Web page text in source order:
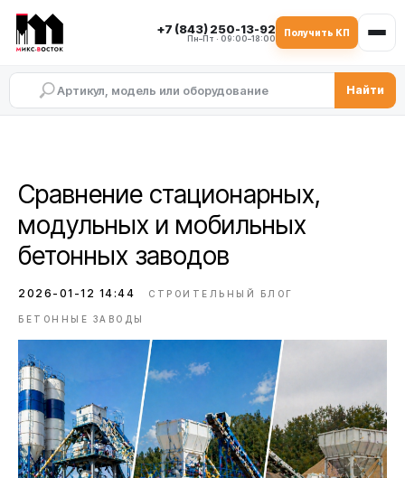
+7 (843) 250-13-92
Пн–Пт · 09:00–18:00
Получить КП
Найти
Сравнение стационарных,
модульных и мобильных
бетонных заводов
2026-01-12 14:44 СТРОИТЕЛЬНЫЙ БЛОГ
БЕТОННЫЕ ЗАВОДЫ